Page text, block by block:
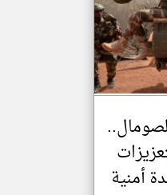
تغيير الدولة
الأخبار من الصومال
على مدار الساعة
الصومال العاجلة والمباشرة
أمنية
klyoum.com